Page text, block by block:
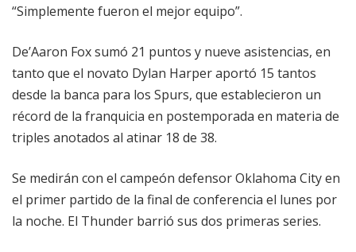
“Simplemente fueron el mejor equipo”.
De’Aaron Fox sumó 21 puntos y nueve asistencias, en
tanto que el novato Dylan Harper aportó 15 tantos
desde la banca para los Spurs, que establecieron un
récord de la franquicia en postemporada en materia de
triples anotados al atinar 18 de 38.
Se medirán con el campeón defensor Oklahoma City en
el primer partido de la final de conferencia el lunes por
la noche. El Thunder barrió sus dos primeras series.